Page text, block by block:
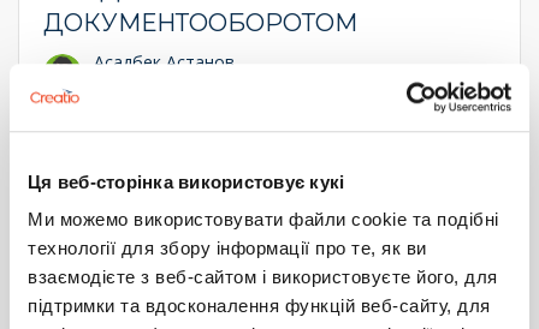
Ця веб-сторінка використовує кукі
Ми можемо використовувати файли cookie та подібні
технології для збору інформації про те, як ви
взаємодієте з веб-сайтом і використовуєте його, для
підтримки та вдосконалення функцій веб-сайту, для
ДОКУМЕНТООБОРОТОМ
Асадбек Астанов
и Документооборот, были созданы бизнес процессы и
необходимые справочные поля, однако все безуспешно.
Связь данных разделов должна быть схожей со связью
между разделами Лиды и Продажи, логика работы бизнес
процессов практически одинаковая, различие в том что
в случае связи между разделами Лиды - Продажа через